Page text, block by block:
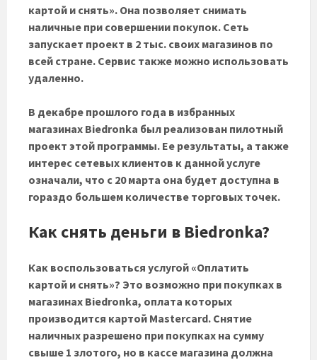
картой и снять». Она позволяет снимать
наличные при совершении покупок. Сеть
запускает проект в 2 тыс. своих магазинов по
всей стране. Сервис также можно использовать
удаленно.
В декабре прошлого года в избранных
магазинах Biedronka был реализован пилотный
проект этой программы. Ее результаты, а также
интерес сетевых клиентов к данной услуге
означали, что с 20 марта она будет доступна в
гораздо большем количестве торговых точек.
Как снять деньги в Biedronka?
Как воспользоваться услугой «Оплатить
картой и снять»? Это возможно при покупках в
магазинах Biedronka, оплата которых
производится картой Mastercard. Снятие
наличных разрешено при покупках на сумму
свыше 1 злотого, но в кассе магазина должна